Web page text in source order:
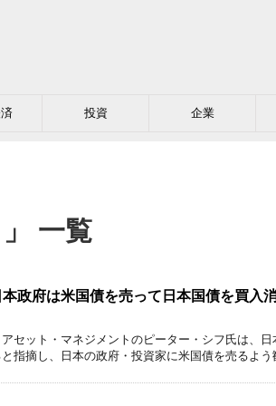
投資 企業
一覧
政府は米国債を売って日本国債を買入
セット・マネジメントのピーター・シフ氏は、日
指摘し、日本の政府・投資家に米国債を売るよう